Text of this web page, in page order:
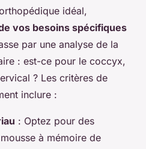
idéal,
vos besoins spécifiques
par une analyse de la
: est-ce pour le coccyx,
? Les critères de
inclure :
: Optez pour des
à mémoire de